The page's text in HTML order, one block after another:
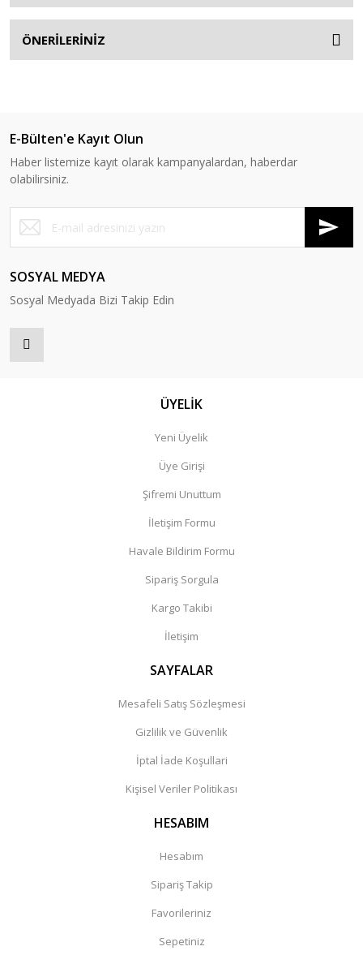
ÖNERİLERİNİZ
E-Bülten'e Kayıt Olun
Haber listemize kayıt olarak kampanyalardan, haberdar
olabilirsiniz.
SOSYAL MEDYA
Sosyal Medyada Bizi Takip Edin
ÜYELİK
Yeni Üyelik
Üye Girişi
Şifremi Unuttum
İletişim Formu
Havale Bildirim Formu
Sipariş Sorgula
Kargo Takibi
İletişim
SAYFALAR
Mesafeli Satış Sözleşmesi
Gizlilik ve Güvenlik
İptal İade Koşullari
Kişisel Veriler Politikası
HESABIM
Hesabım
Sipariş Takip
Favorileriniz
Sepetiniz